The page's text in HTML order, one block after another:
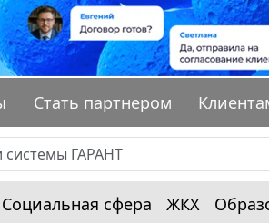
Стать партнером
Социальная сфера ЖКХ